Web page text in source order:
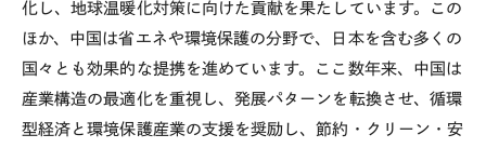
化し、地球温暖化対策に向けた貢献を果たしています。この
ほか、中国は省エネや環境保護の分野で、日本を含む多くの
国々とも効果的な提携を進めています。ここ数年来、中国は
産業構造の最適化を重視し、発展パターンを転換させ、循環
型経済と環境保護産業の支援を奨励し、節約・クリーン・安